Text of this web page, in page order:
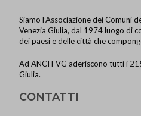
Siamo l’Associazione dei Comuni
Venezia Giulia, dal 1974 luogo di
dei paesi e delle città che
Ad ANCI FVG aderiscono tutti i
Giulia.
CONTATTI